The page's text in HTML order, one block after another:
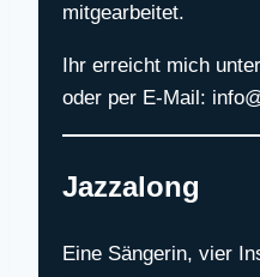
mitgearbeitet.
Ihr erreicht mich
oder per E-Mail:
Jazzalong
Eine Sängerin, vier